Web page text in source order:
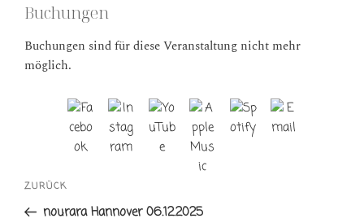
Buchungen
Buchungen sind für diese Veranstaltung nicht mehr
möglich.
Beitrags-
Vorheriger
Beitrag
ZURÜCK
nourara Hannover 06.12.2025